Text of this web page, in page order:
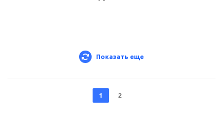
Показать еще
1 2